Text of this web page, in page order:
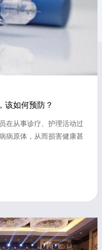
该如何预防？
在从事诊疗、护理活动过
病原体，从而损害健康甚